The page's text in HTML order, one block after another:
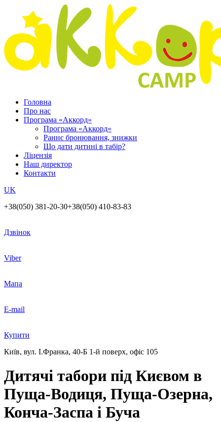
Головна
Про нас
Програма «Аккорд»
Програма «Аккорд»
Раннє бронювання, знижки
Що дати дитині в табір?
Ліцензія
Наш директор
Контакти
UK
+38(050) 381-20-30+38(050) 410-83-83
Дзвінок
Viber
Мапа
E-mail
Купити
Київ, вул. І.Франка, 40-Б 1-й поверх, офіс 105
Дитячі табори під Києвом в
Пуща-Водиця, Пуща-Озерна,
Конча-Заспа і Буча